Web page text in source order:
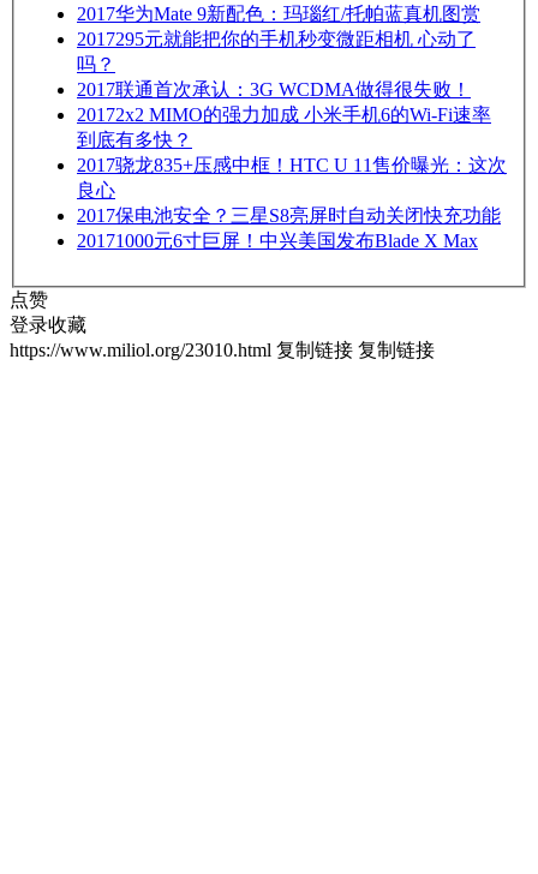
2017华为Mate 9新配色：玛瑙红/托帕蓝真机图赏
2017295元就能把你的手机秒变微距相机 心动了
吗？
2017联通首次承认：3G WCDMA做得很失败！
20172x2 MIMO的强力加成 小米手机6的Wi-Fi速率
到底有多快？
2017骁龙835+压感中框！HTC U 11售价曝光：这次
良心
2017保电池安全？三星S8亮屏时自动关闭快充功能
20171000元6寸巨屏！中兴美国发布Blade X Max
点赞
登录收藏
https://www.miliol.org/23010.html 复制链接 复制链接